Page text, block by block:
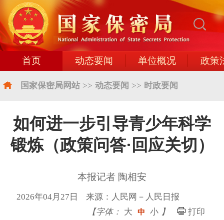
首页 动态要闻 单位概况 政策
国家保密局网站 >> 动态要闻 >> 时政要闻
如何进一步引导青少年科学
锻炼（政策问答·回应关切）
本报记者 陶相安
2026年04月27日 来源：人民网－人民日报
【字体： 大 中 小 】 打印